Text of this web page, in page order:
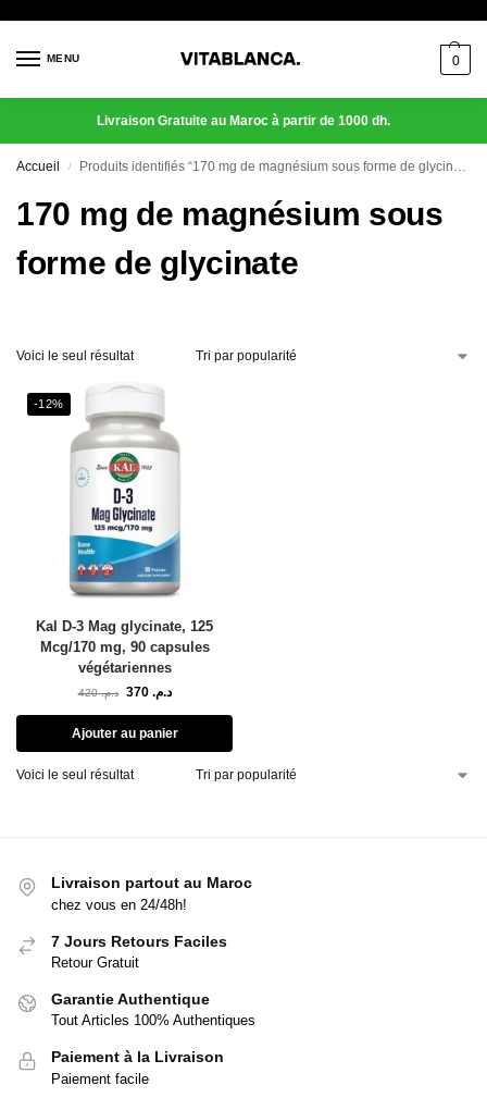
MENU 0
Livraison Gratuite au Maroc à partir de 1000 dh.
Accueil / Produits identifiés “170 mg de magnésium sous forme de glycinate”
170 mg de magnésium sous
forme de glycinate
Voici le seul résultat
-12%
Kal D-3 Mag glycinate, 125
Mcg/170 mg, 90 capsules
végétariennes
د.م.420 د.م. 370
Ajouter au panier
Voici le seul résultat
Livraison partout au Maroc
chez vous en 24/48h!
7 Jours Retours Faciles
Retour Gratuit
Garantie Authentique
Tout Articles 100% Authentiques
Paiement à la Livraison
Paiement facile